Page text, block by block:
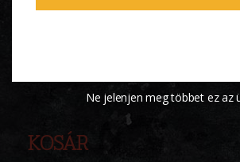
KOSÁR
Ne jelenjen meg többet ez az